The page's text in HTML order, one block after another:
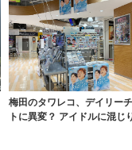
梅田のタワレコ、デイリー
トに異変？ アイドルに混じ